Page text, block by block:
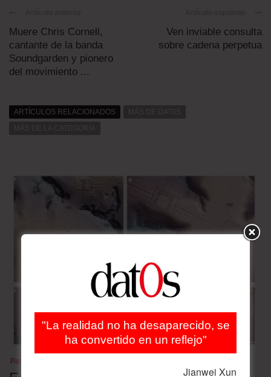
Muere Chris Cornell,
cantante de la banda
Soundgarden y pionero
del movimiento ...
Ven inviable consulta
sobre cadena perpetua
ARTÍCULOS RELACIONADOS
Patrimonio cultural
"La realidad no ha desaparecido, se
ha convertido en un reflejo"
Jianwei Xun